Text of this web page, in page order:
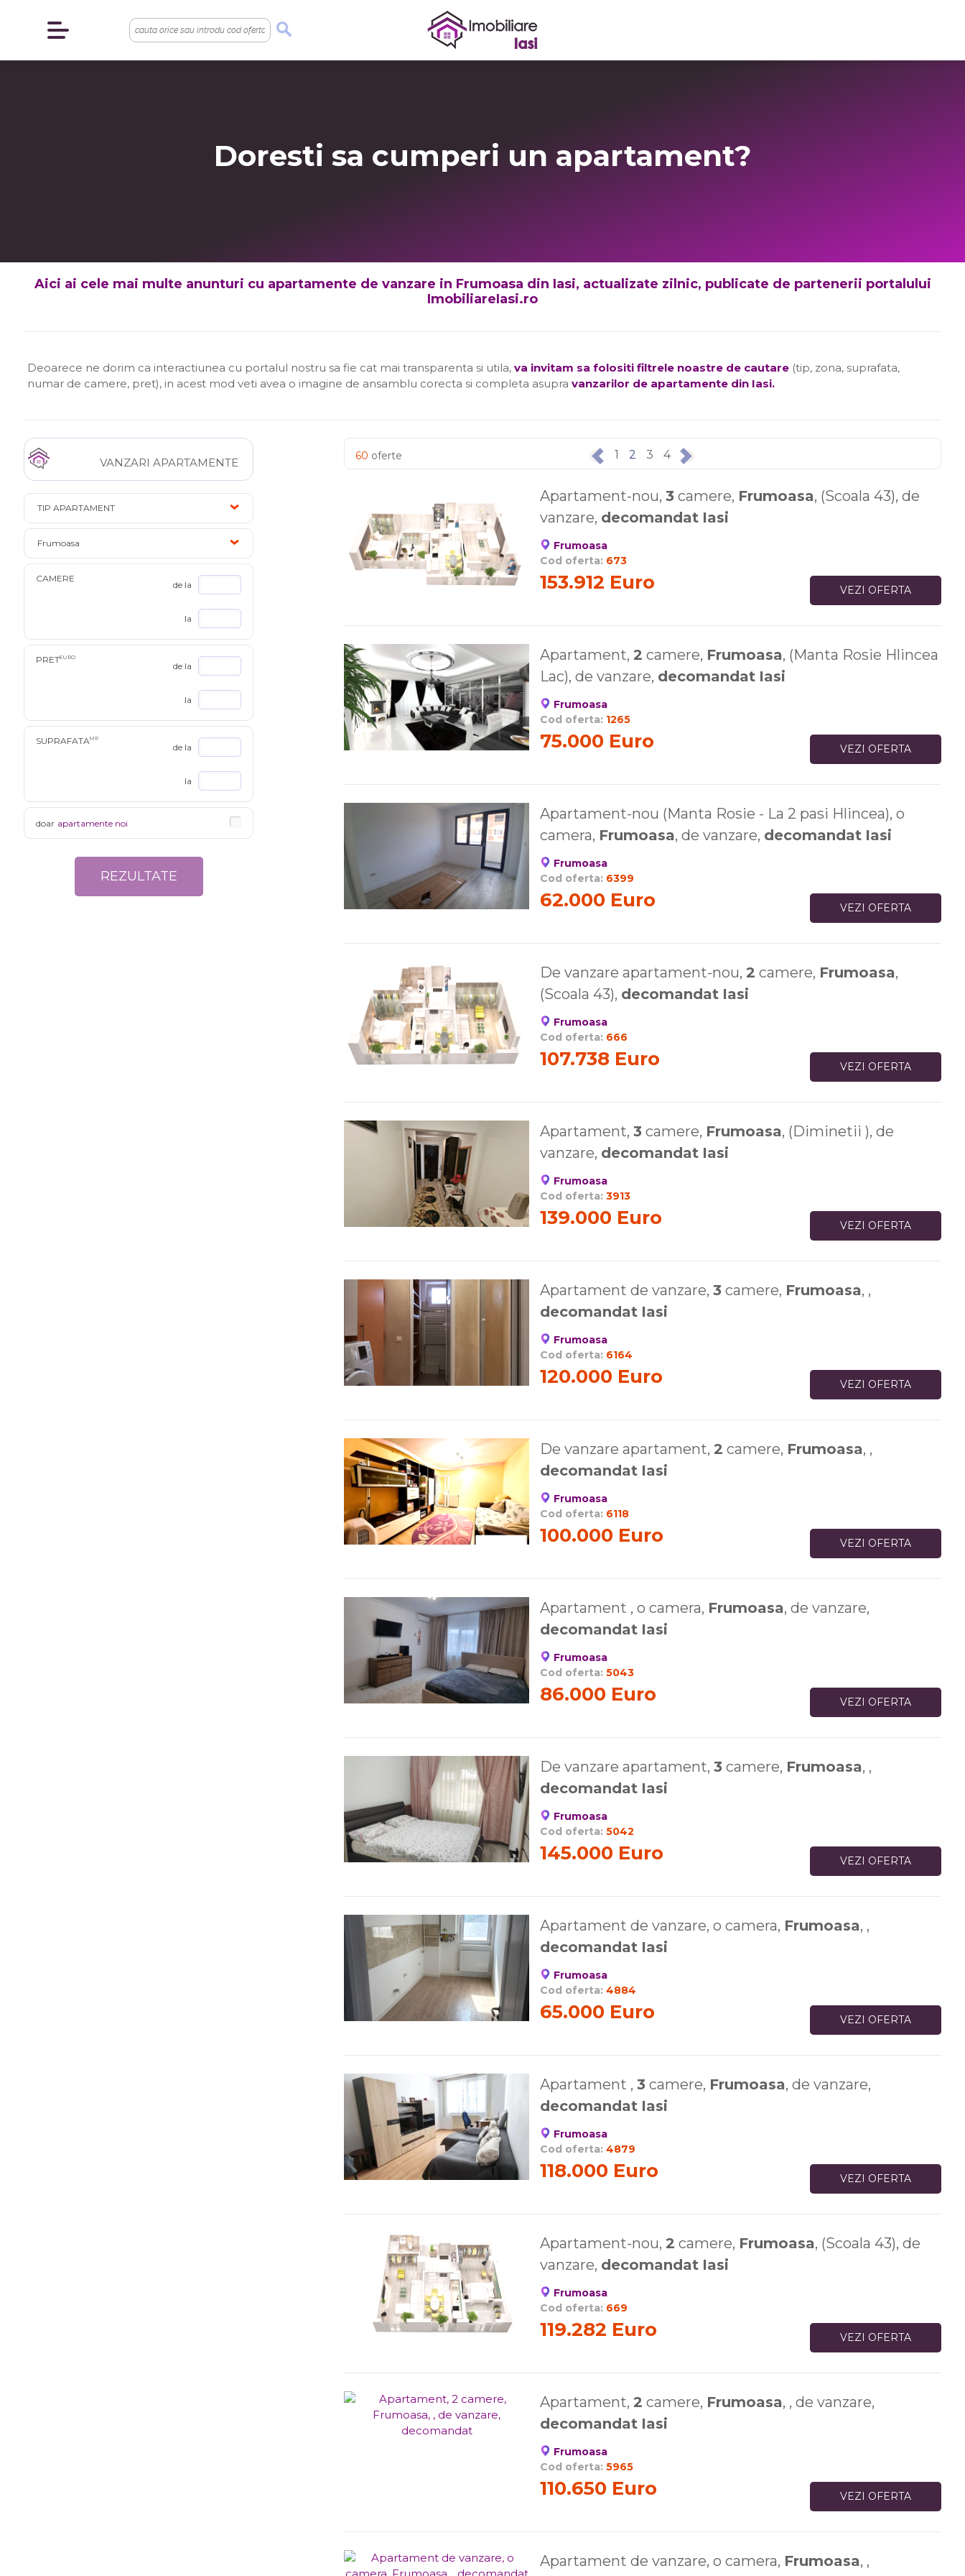
Doresti sa cumperi un apartament?
Aici ai cele mai multe anunturi cu apartamente de vanzare in Frumoasa din Iasi, actualizate zilnic, publicate de partenerii portalului
ImobiliareIasi.ro
Deoarece ne dorim ca interactiunea cu portalul nostru sa fie cat mai transparenta si utila, va invitam sa folositi filtrele noastre de cautare (tip, zona, suprafata,
numar de camere, pret), in acest mod veti avea o imagine de ansamblu corecta si completa asupra vanzarilor de apartamente din Iasi.
VANZARI APARTAMENTE
TIP APARTAMENT
Frumoasa
CAMERE
de la
la
PRETEURO
de la
la
SUPRAFATAMP
de la
la
doar apartamente noi
60 oferte 1 2 3 4
Apartament-nou, 3 camere, Frumoasa, (Scoala 43), de
vanzare, decomandat Iasi
Frumoasa
Cod oferta: 673
153.912 Euro VEZI OFERTA
Apartament, 2 camere, Frumoasa, (Manta Rosie Hlincea
Lac), de vanzare, decomandat Iasi
Frumoasa
Cod oferta: 1265
75.000 Euro VEZI OFERTA
Apartament-nou (Manta Rosie - La 2 pasi Hlincea), o
camera, Frumoasa, de vanzare, decomandat Iasi
Frumoasa
Cod oferta: 6399
62.000 Euro VEZI OFERTA
De vanzare apartament-nou, 2 camere, Frumoasa,
(Scoala 43), decomandat Iasi
Frumoasa
Cod oferta: 666
107.738 Euro VEZI OFERTA
Apartament, 3 camere, Frumoasa, (Diminetii ), de
vanzare, decomandat Iasi
Frumoasa
Cod oferta: 3913
139.000 Euro VEZI OFERTA
Apartament de vanzare, 3 camere, Frumoasa, ,
decomandat Iasi
Frumoasa
Cod oferta: 6164
120.000 Euro VEZI OFERTA
De vanzare apartament, 2 camere, Frumoasa, ,
decomandat Iasi
Frumoasa
Cod oferta: 6118
100.000 Euro VEZI OFERTA
Apartament , o camera, Frumoasa, de vanzare,
decomandat Iasi
Frumoasa
Cod oferta: 5043
86.000 Euro VEZI OFERTA
De vanzare apartament, 3 camere, Frumoasa, ,
decomandat Iasi
Frumoasa
Cod oferta: 5042
145.000 Euro VEZI OFERTA
Apartament de vanzare, o camera, Frumoasa, ,
decomandat Iasi
Frumoasa
Cod oferta: 4884
65.000 Euro VEZI OFERTA
Apartament , 3 camere, Frumoasa, de vanzare,
decomandat Iasi
Frumoasa
Cod oferta: 4879
118.000 Euro VEZI OFERTA
Apartament-nou, 2 camere, Frumoasa, (Scoala 43), de
vanzare, decomandat Iasi
Frumoasa
Cod oferta: 669
119.282 Euro VEZI OFERTA
Apartament, 2 camere, Frumoasa, , de vanzare,
decomandat Iasi
Frumoasa
Cod oferta: 5965
110.650 Euro VEZI OFERTA
Apartament de vanzare, o camera, Frumoasa, ,